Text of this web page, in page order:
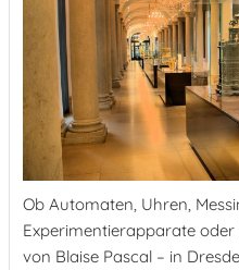
Ob Automaten, Uhren,
Experimentierapparate
von Blaise Pascal – in